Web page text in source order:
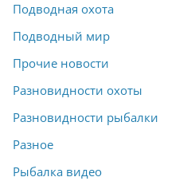
Подводная охота
Подводный мир
Прочие новости
Разновидности охоты
Разновидности рыбалки
Разное
Рыбалка видео